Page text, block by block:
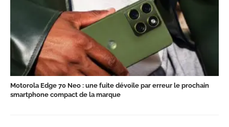
Motorola Edge 70 Neo : une fuite dévoile par erreur le prochain
smartphone compact de la marque